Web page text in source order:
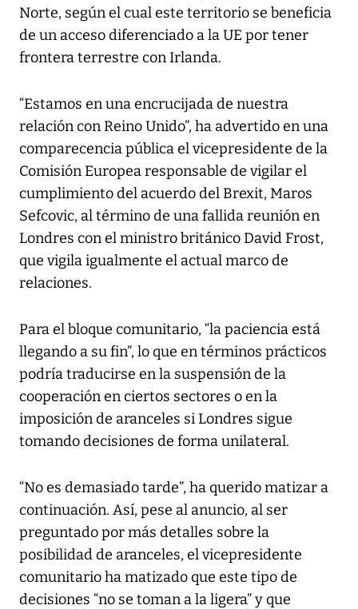
Norte, según el cual este territorio se beneficia
de un acceso diferenciado a la UE por tener
frontera terrestre con Irlanda.
“Estamos en una encrucijada de nuestra
relación con Reino Unido”, ha advertido en una
comparecencia pública el vicepresidente de la
Comisión Europea responsable de vigilar el
cumplimiento del acuerdo del Brexit, Maros
Sefcovic, al término de una fallida reunión en
Londres con el ministro británico David Frost,
que vigila igualmente el actual marco de
relaciones.
Para el bloque comunitario, “la paciencia está
llegando a su fin”, lo que en términos prácticos
podría traducirse en la suspensión de la
cooperación en ciertos sectores o en la
imposición de aranceles si Londres sigue
tomando decisiones de forma unilateral.
“No es demasiado tarde”, ha querido matizar a
continuación. Así, pese al anuncio, al ser
preguntado por más detalles sobre la
posibilidad de aranceles, el vicepresidente
comunitario ha matizado que este tipo de
decisiones “no se toman a la ligera” y que